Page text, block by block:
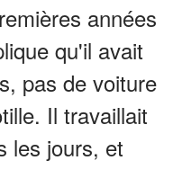
années
qu'il avait
pas de voiture
Il travaillait
les jours, et